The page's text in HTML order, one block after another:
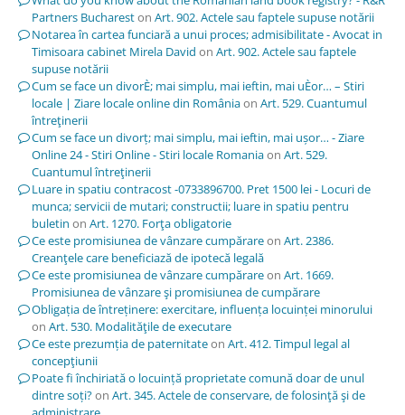
Partners Buchareston Art. 902. Actele sau faptele supuse notării
Notarea în cartea funciară a unui proces; admisibilitate - Avocat in
Timisoara cabinet Mirela David on Art. 902. Actele sau faptele
supuse notării
Cum se face un divorÈ; mai simplu, mai ieftin, mai uÈor… – Stiri
locale | Ziare locale online din Româniaon Art. 529. Cuantumul
întreţinerii
Cum se face un divorț; mai simplu, mai ieftin, mai ușor… - Ziare
Online 24 - Stiri Online - Stiri locale Romaniaon Art. 529.
Cuantumul întreţinerii
Luare in spatiu contracost -0733896700. Pret 1500 lei - Locuri de
munca; servicii de mutari; constructii; luare in spatiu pentru
buletin on Art. 1270. Forţa obligatorie
Ce este promisiunea de vânzare cumpărareon Art. 2386.
Creanţele care beneficiază de ipotecă legală
Ce este promisiunea de vânzare cumpărareon Art. 1669.
Promisiunea de vânzare şi promisiunea de cumpărare
Obligația de întreținere: exercitare, influența locuinței minorului
on Art. 530. Modalităţile de executare
Ce este prezumția de paternitateon Art. 412. Timpul legal al
concepţiunii
Poate fi închiriată o locuință proprietate comună doar de unul
dintre soți?on Art. 345. Actele de conservare, de folosinţă şi de